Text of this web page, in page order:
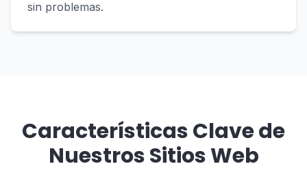
sin problemas.
Características Clave de
Nuestros Sitios Web